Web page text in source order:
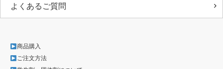
よくあるご質問
商品購入
ご注文方法